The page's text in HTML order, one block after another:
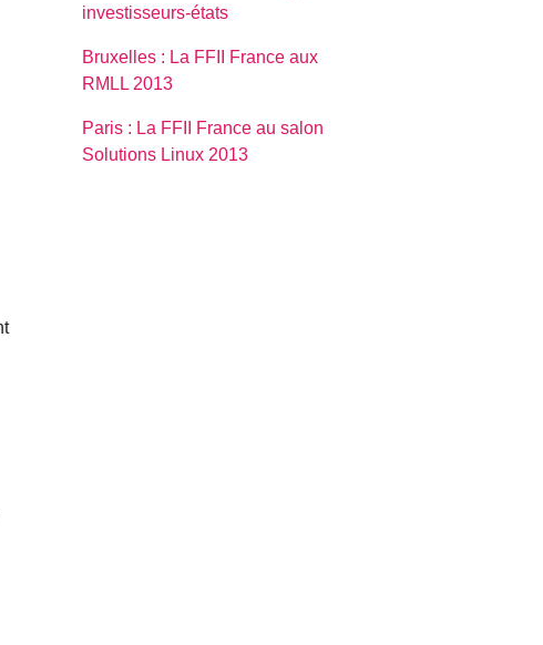
investisseurs-états
Bruxelles : La FFII France aux
RMLL 2013
Paris : La FFII France au salon
Solutions Linux 2013